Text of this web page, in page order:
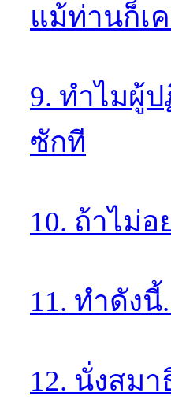
แม้ท่านก็เ
9. ทำไมผู้
ซักที
10. ถ้าไม่อ
11. ทำดัง
12. นั่งสม